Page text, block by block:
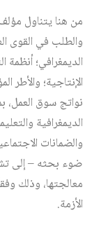
من هنا يتناول
والطلب في القوى
الديمغرافي؛ أنظمة
الإنتاجية؛
نواتج سوق العمل،
الديمغرافية
والضمانات
ضوء بحثه – إلى
معالجتها، وذلك
الأزمة.